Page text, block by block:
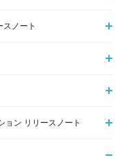
ノート
ョン リリースノート